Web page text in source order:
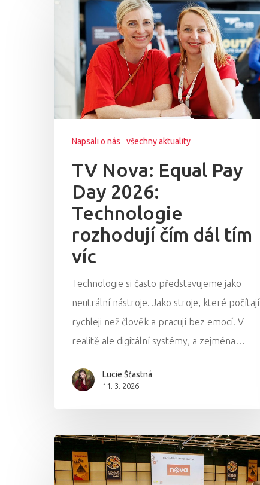
Napsali o nás všechny aktuality
TV Nova: Equal Pay
Day 2026:
Technologie
rozhodují čím dál tím
víc
Technologie si často představujeme jako
neutrální nástroje. Jako stroje, které počítají
rychleji než člověk a pracují bez emocí. V
realitě ale digitální systémy, a zejména…
Lucie Šťastná
11. 3. 2026